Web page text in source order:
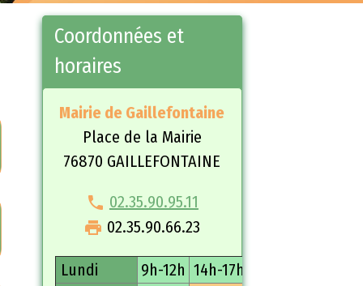
Coordonnées et
horaires
Mairie de Gaillefontaine
76870 GAILLEFONTAINE